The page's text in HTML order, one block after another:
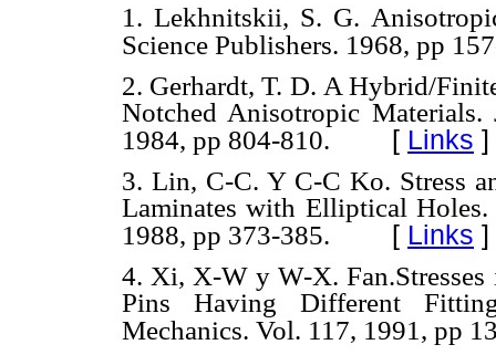
1. Lekhnitskii, S. G.
Science Publishers. 1968, pp
2. Gerhardt, T. D. A Hybrid/
Notched Anisotropic
1984, pp 804-810. [ Links ]
3. Lin, C-C. Y C-C Ko. Stress
Laminates with Elliptical
1988, pp 373-385. [ Links ]
4. Xi, X-W y W-X.
Pins Having Different
Mechanics. Vol. 117, 1991, pp